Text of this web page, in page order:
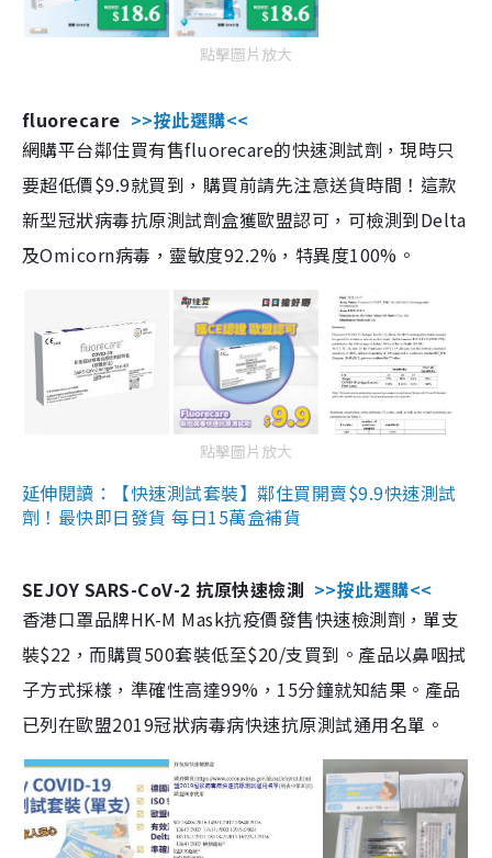
點擊圖片放大
fluorecare >>按此選購<<
網購平台鄰住買有售fluorecare的快速測試劑，現時只
要超低價$9.9就買到，購買前請先注意送貨時間！這款
新型冠狀病毒抗原測試劑盒獲歐盟認可，可檢測到Delta
及Omicorn病毒，靈敏度92.2%，特異度100%。
點擊圖片放大
延伸閱讀：【快速測試套裝】鄰住買開賣$9.9快速測試
劑！最快即日發貨 每日15萬盒補貨
SEJOY SARS-CoV-2 抗原快速檢測 >>按此選購<<
香港口罩品牌HK-M Mask抗疫價發售快速檢測劑，單支
裝$22，而購買500套裝低至$20/支買到。產品以鼻咽拭
子方式採樣，準確性高達99%，15分鐘就知結果。產品
已列在歐盟2019冠狀病毒病快速抗原測試通用名單。